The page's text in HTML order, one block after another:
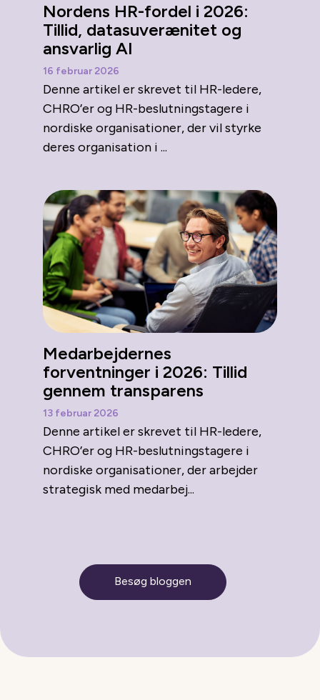
Nordens HR-fordel i 2026:
Tillid, datasuverænitet og
ansvarlig AI
16 februar 2026
Denne artikel er skrevet til HR-ledere,
CHRO’er og HR-beslutningstagere i
nordiske organisationer, der vil styrke
deres organisation i ...
Medarbejdernes
forventninger i 2026: Tillid
gennem transparens
13 februar 2026
Denne artikel er skrevet til HR-ledere,
CHRO’er og HR-beslutningstagere i
nordiske organisationer, der arbejder
strategisk med medarbej...
Besøg bloggen